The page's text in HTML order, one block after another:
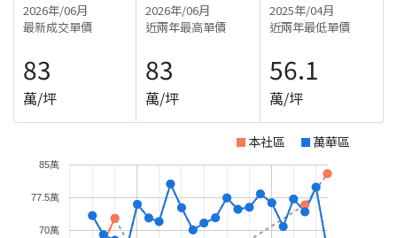
2026年/06月
最新成交單價
83
萬/坪
2026年/06月
近兩年最高單價
83
萬/坪
2025年/04月
近兩年最低單價
56.1
萬/坪
本社區 萬華區
70萬
77.5萬
85萬